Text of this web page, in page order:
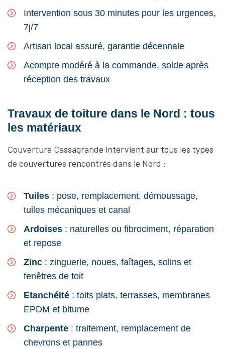
Intervention sous 30 minutes pour les urgences,
7j/7
Artisan local assuré, garantie décennale
Acompte modéré à la commande, solde après
réception des travaux
Travaux de toiture dans le Nord : tous
les matériaux
Couverture Cassagrande intervient sur tous les types
de couvertures rencontrés dans le Nord :
Tuiles : pose, remplacement, démoussage,
tuiles mécaniques et canal
Ardoises : naturelles ou fibrociment, réparation
et repose
Zinc : zinguerie, noues, faîtages, solins et
fenêtres de toit
Etanchéité : toits plats, terrasses, membranes
EPDM et bitume
Charpente : traitement, remplacement de
chevrons et pannes